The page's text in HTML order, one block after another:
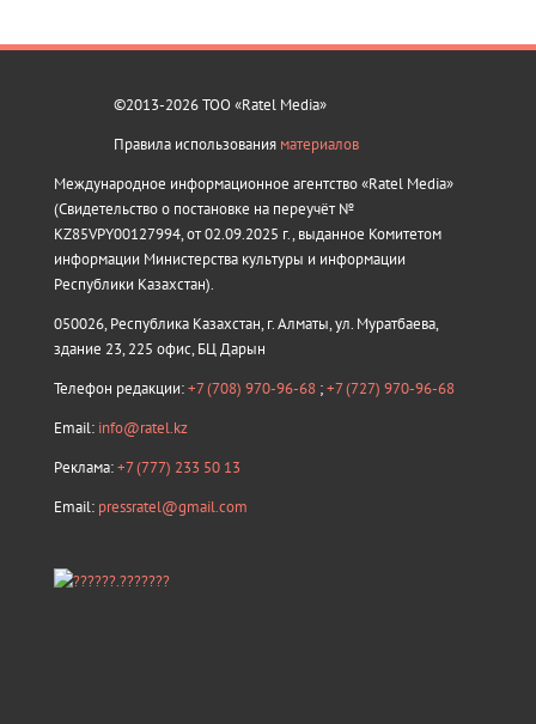
©2013-2026 ТОО «Ratel Media»
Правила использования материалов
Международное информационное агентство «Ratel Media»
(Свидетельство о постановке на переучёт №
KZ85VPY00127994, от 02.09.2025 г., выданное Комитетом
информации Министерства культуры и информации
Республики Казахстан).
050026, Республика Казахстан, г. Алматы, ул. Муратбаева,
здание 23, 225 офис, БЦ Дарын
Телефон редакции:+7 (708) 970-96-68 ;+7 (727) 970-96-68
Email: info@ratel.kz
Реклама:+7 (777) 233 50 13
Email: pressratel@gmail.com